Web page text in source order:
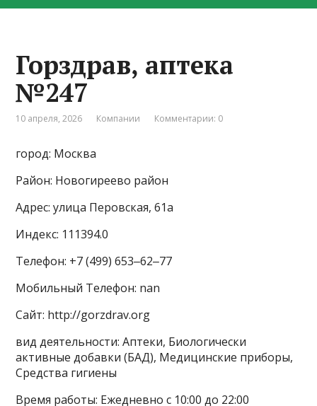
Горздрав, аптека
№247
10 апреля, 2026 Компании Комментарии: 0
город: Москва
Район: Новогиреево район
Адрес: улица Перовская, 61а
Индекс: 111394.0
Телефон: +7 (499) 653‒62‒77
Мобильный Телефон: nan
Сайт: http://gorzdrav.org
вид деятельности: Аптеки, Биологически
активные добавки (БАД), Медицинские приборы,
Средства гигиены
Время работы: Ежедневно с 10:00 до 22:00